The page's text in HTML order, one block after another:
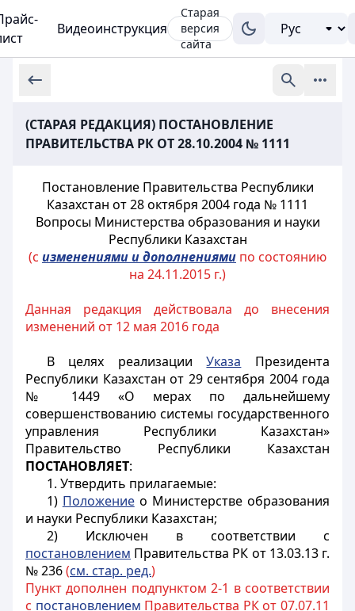
Видеоинструкция
Старая
версия
сайта
(СТАРАЯ РЕДАКЦИЯ) ПОСТАНОВЛЕНИЕ
ПРАВИТЕЛЬСТВА РК ОТ 28.10.2004 № 1111
Постановление Правительства Республики
Казахстан от 28 октября 2004 года № 1111
Вопросы Министерства образования и науки
Республики Казахстан
(с изменениями и дополнениями по состоянию
на 24.11.2015 г.)
Данная редакция действовала до внесения
изменений от 12 мая 2016 года
В целях реализацииУказа Президента
Республики Казахстан от 29 сентября 2004 года
№ 1449 «О мерах по дальнейшему
совершенствованию системы государственного
управления Республики Казахстан»
Правительство Республики Казахстан
ПОСТАНОВЛЯЕТ:
1. Утвердить прилагаемые:
1) Положениео Министерстве образования
и науки Республики Казахстан;
2) Исключен в соответствии с
постановлением Правительства РК от 13.03.13 г.
№ 236(см. стар. ред.)
Пункт дополнен подпунктом 2-1 в соответствии
с постановлением Правительства РК от 07.07.11